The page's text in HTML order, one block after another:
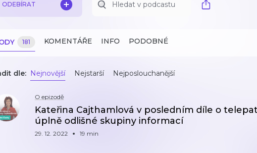
ODEBÍRAT
181 KOMENTÁŘE INFO PODOBNÉ
dle: Nejnovější Nejstarší Nejposlouchanější
O epizodě
Kateřina Cajthamlová v posledním díle o
úplně odlišné skupiny informací
29. 12. 2022 19 min